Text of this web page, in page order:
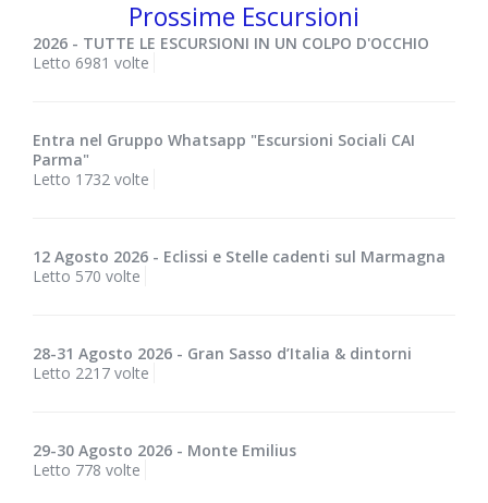
Prossime Escursioni
2026 - TUTTE LE ESCURSIONI IN UN COLPO D'OCCHIO
Letto 6981 volte
Entra nel Gruppo Whatsapp "Escursioni Sociali CAI
Parma"
Letto 1732 volte
12 Agosto 2026 - Eclissi e Stelle cadenti sul Marmagna
Letto 570 volte
28-31 Agosto 2026 - Gran Sasso d’Italia & dintorni
Letto 2217 volte
29-30 Agosto 2026 - Monte Emilius
Letto 778 volte